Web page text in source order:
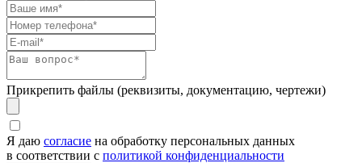
Прикрепить файлы (реквизиты, документацию, чертежи)
Я даю согласие на обработку персональных данных
в соответствии с политикой конфиденциальности